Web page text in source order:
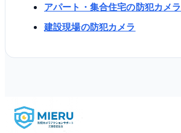
アパート・集合住宅の防犯カメラ
建設現場の防犯カメラ